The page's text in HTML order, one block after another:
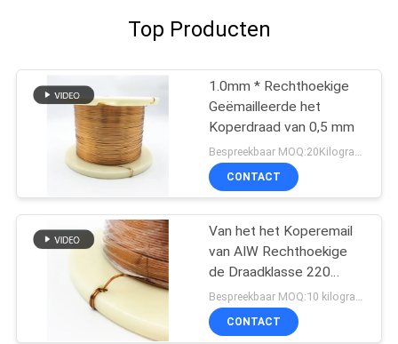
Top Producten
1.0mm * Rechthoekige
Geëmailleerde het
Koperdraad van 0,5 mm
Bespreekbaar MOQ:20Kilogram/Kilograms
CONTACT
Van het het Koperemail
van AIW Rechthoekige
de Draadklasse 220
2.0*1.0mm
CONTACT